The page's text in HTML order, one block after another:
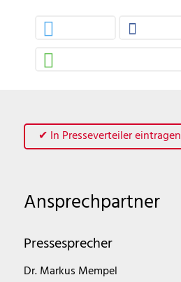
✔ In Presseverteiler eintragen
Ansprechpartner
Pressesprecher
Dr. Markus Mempel